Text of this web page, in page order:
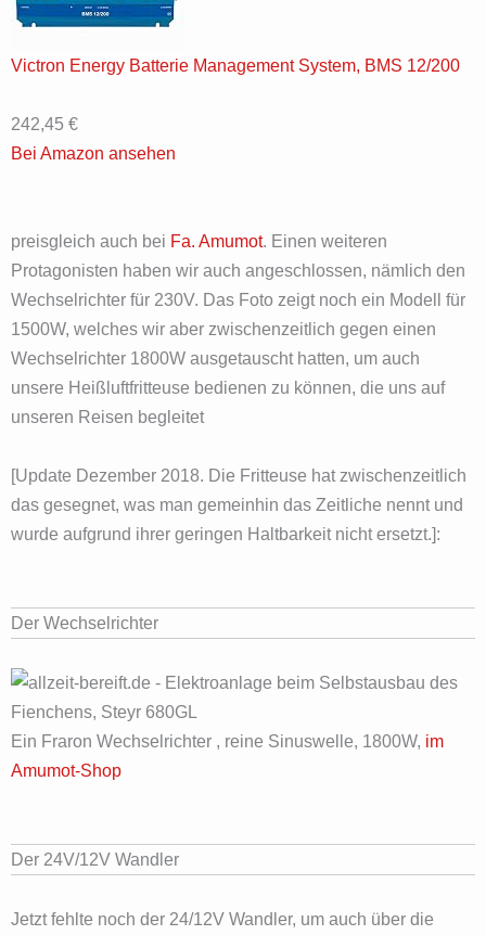
Victron Energy Batterie Management System, BMS 12/200
242,45 €
Bei Amazon ansehen
preisgleich auch bei Fa. Amumot. Einen weiteren
Protagonisten haben wir auch angeschlossen, nämlich den
Wechselrichter für 230V. Das Foto zeigt noch ein Modell für
1500W, welches wir aber zwischenzeitlich gegen einen
Wechselrichter 1800W ausgetauscht hatten, um auch
unsere Heißluftfritteuse bedienen zu können, die uns auf
unseren Reisen begleitet
[Update Dezember 2018. Die Fritteuse hat zwischenzeitlich
das gesegnet, was man gemeinhin das Zeitliche nennt und
wurde aufgrund ihrer geringen Haltbarkeit nicht ersetzt.]:
Der Wechselrichter
Ein Fraron Wechselrichter , reine Sinuswelle, 1800W, im
Amumot-Shop
Der 24V/12V Wandler
Jetzt fehlte noch der 24/12V Wandler, um auch über die